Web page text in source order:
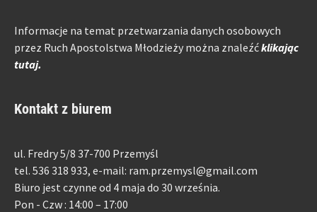
Informacje na temat przetwarzania danych osobowych
przez Ruch Apostolstwa Młodzieży można znaleźćklikając
tutaj.
Kontakt z biurem
ul. Fredry 5/8 37-700 Przemyśl
tel. 536 318 933, e-mail: ram.przemysl@gmail.com
Biuro jest czynne od 4 maja do 30 września.
Pon - Czw : 14:00 – 17:00